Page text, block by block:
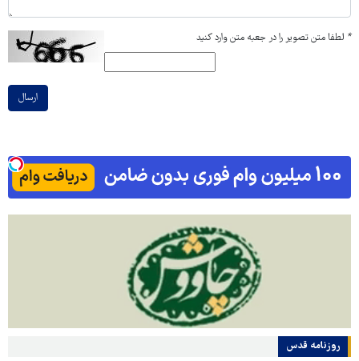
* لطفا متن تصویر را در جعبه متن وارد کنید
ارسال
روزنامه قدس